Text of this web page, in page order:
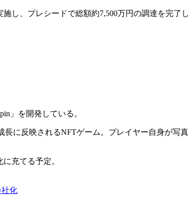
し、プレシードで総額約7,500万円の調達を完了し
」を開発している。
長に反映されるNFTゲーム。プレイヤー自身が
充てる予定。
社化